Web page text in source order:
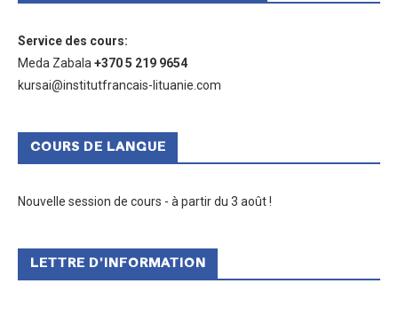
Service des cours:
Meda Zabala+370 5 219 9654
kursai@institutfrancais-lituanie.com
COURS DE LANGUE
Nouvelle session de cours - à partir du 3 août !
LETTRE D’INFORMATION